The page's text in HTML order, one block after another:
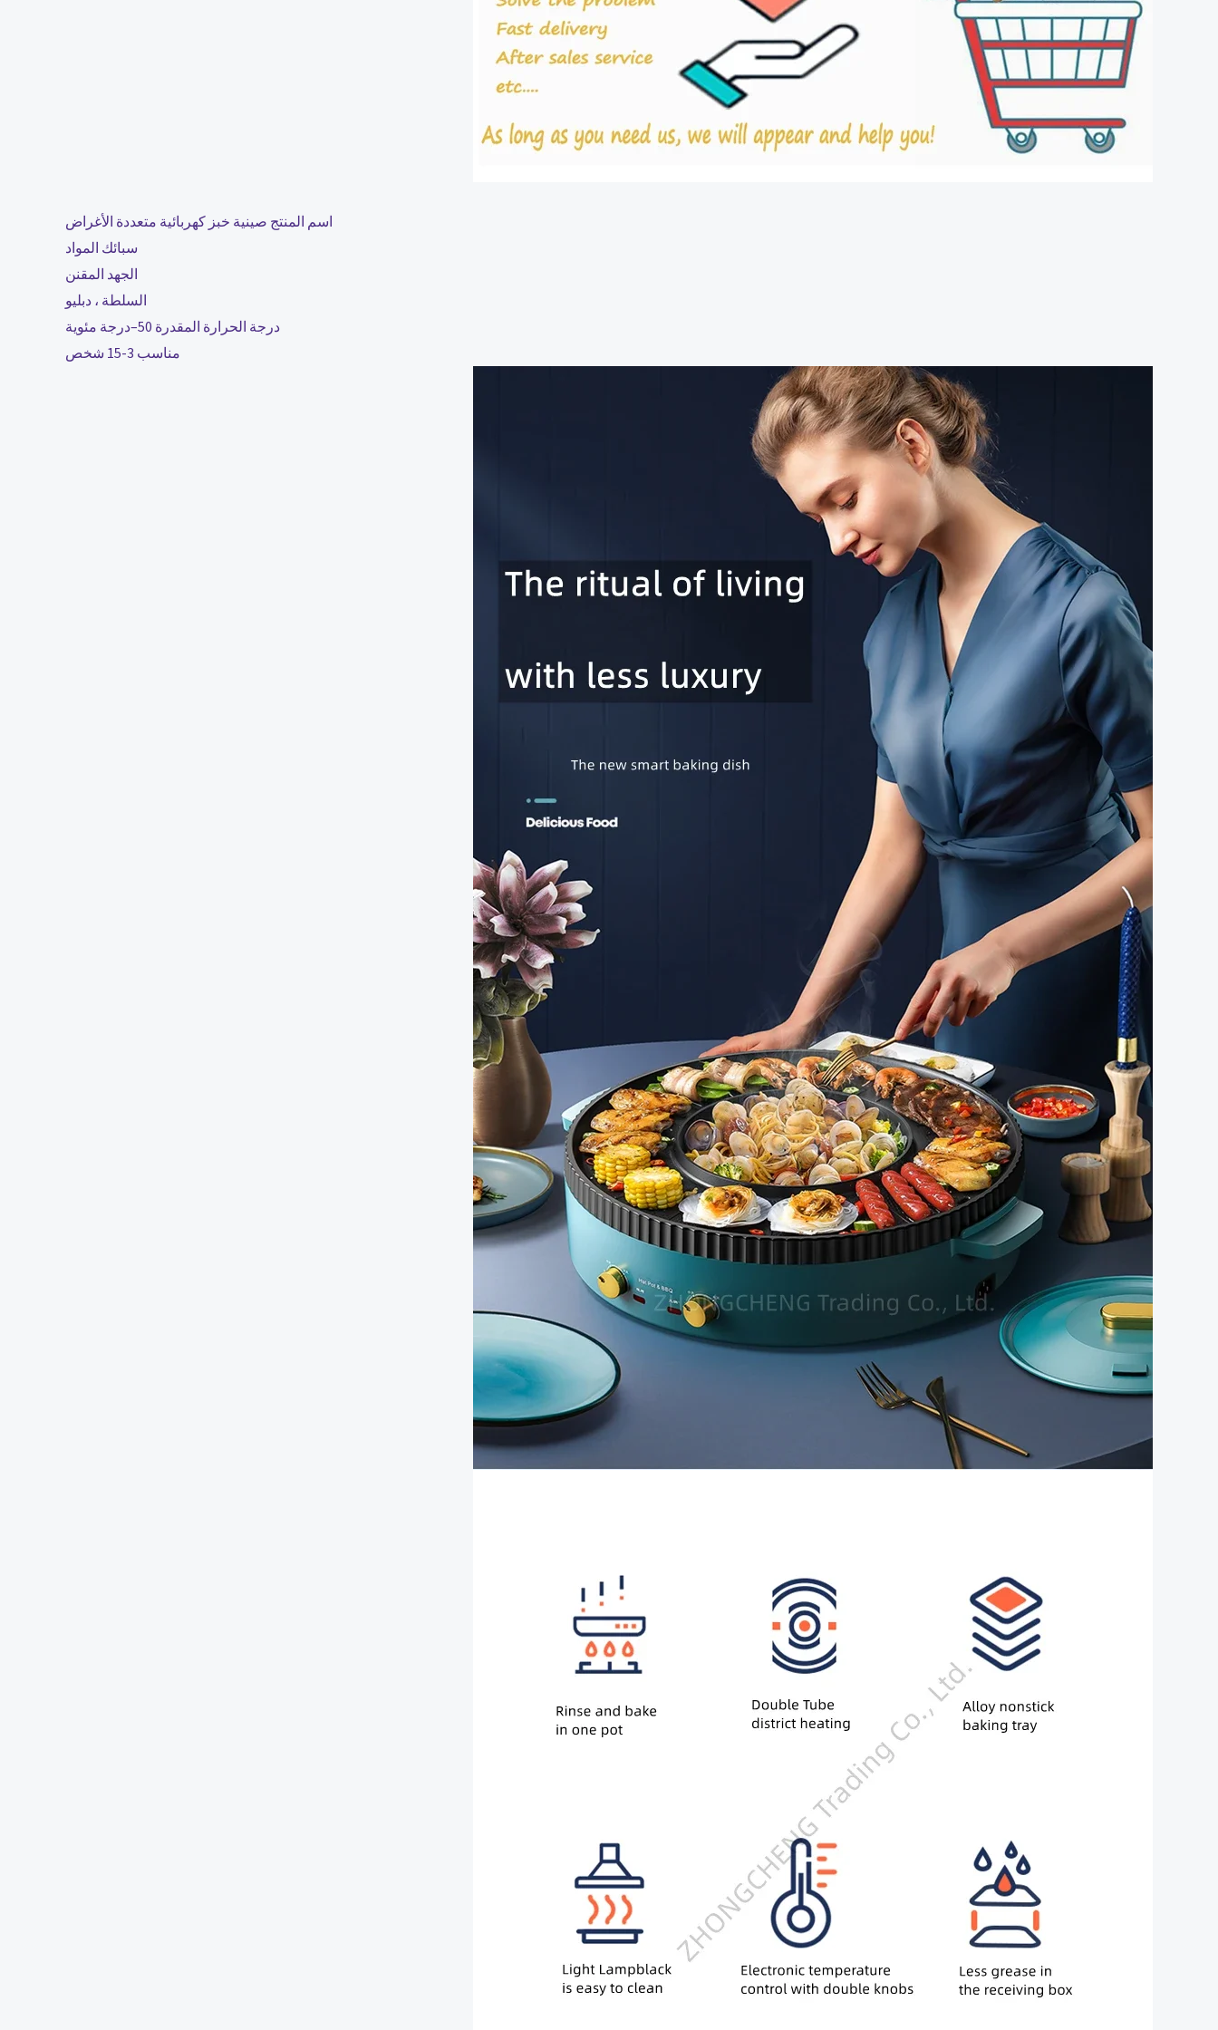
اسم المنتج صينية خبز كهربائية متعددة الأغراض
سبائك المواد
الجهد المقنن
السلطة ، دبليو
درجة الحرارة المقدرة 50–درجة مئوية
مناسب 3-15 شخص